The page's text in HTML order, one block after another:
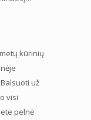
kūrinių
Balsuoti už
visi
pelnė